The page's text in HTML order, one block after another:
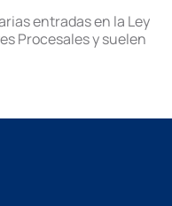
entradas en la Ley
Procesales y suelen